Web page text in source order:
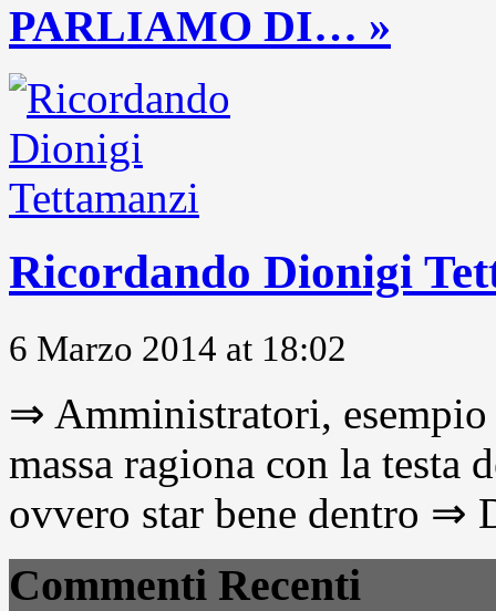
PARLIAMO DI… »
Ricordando Dionigi
6 Marzo 2014 at 18:02
⇒ Amministratori,
massa ragiona con la
ovvero star bene dentro ⇒
Commenti Recenti